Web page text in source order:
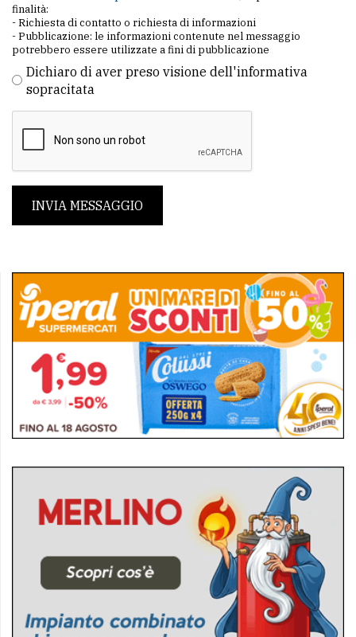
finalità:
- Richiesta di contatto o richiesta di informazioni
- Pubblicazione: le informazioni contenute nel messaggio
potrebbero essere utilizzate a fini di pubblicazione
Dichiaro di aver preso visione dell'informativa
sopracitata
INVIA MESSAGGIO